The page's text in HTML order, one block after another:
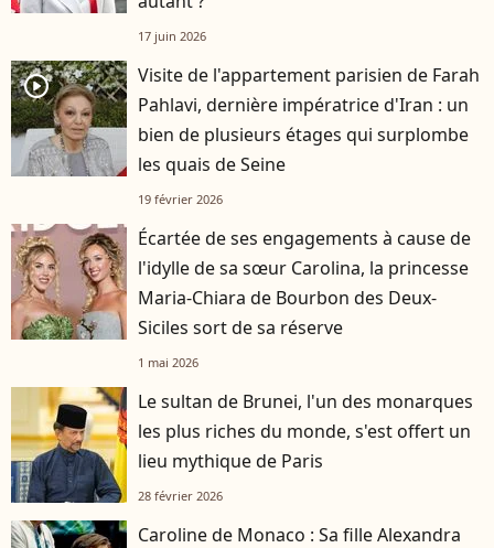
17 juin 2026
player2
Visite de l'appartement parisien de Farah
Pahlavi, dernière impératrice d'Iran : un
bien de plusieurs étages qui surplombe
les quais de Seine
19 février 2026
Écartée de ses engagements à cause de
l'idylle de sa sœur Carolina, la princesse
Maria-Chiara de Bourbon des Deux-
Siciles sort de sa réserve
1 mai 2026
Le sultan de Brunei, l'un des monarques
les plus riches du monde, s'est offert un
lieu mythique de Paris
28 février 2026
Caroline de Monaco : Sa fille Alexandra